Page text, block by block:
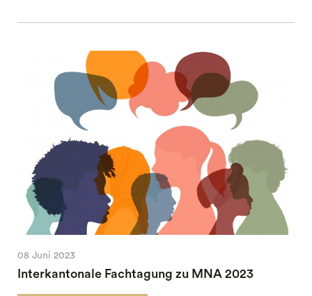
08 Juni 2023
Interkantonale Fachtagung zu MNA 2023